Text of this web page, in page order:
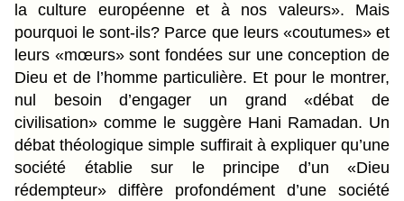
la culture européenne et à nos valeurs». Mais
pourquoi le sont-ils? Parce que leurs «coutumes» et
leurs «mœurs» sont fondées sur une conception de
Dieu et de l’homme particulière. Et pour le montrer,
nul besoin d’engager un grand «débat de
civilisation» comme le suggère Hani Ramadan. Un
débat théologique simple suffirait à expliquer qu’une
société établie sur le principe d’un «Dieu
rédempteur» diffère profondément d’une société